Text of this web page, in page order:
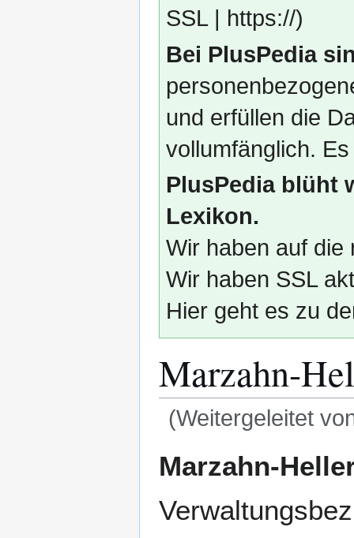
SSL | https://)
Bei PlusPedia
und erfüllen die
vollumfänglich.
PlusPedia blüht
Lexikon.
Wir haben auf die
Wir haben SSL
Hier geht es zu
Marzahn-
(Weitergeleitet
Navigation
Suche
Marzahn-